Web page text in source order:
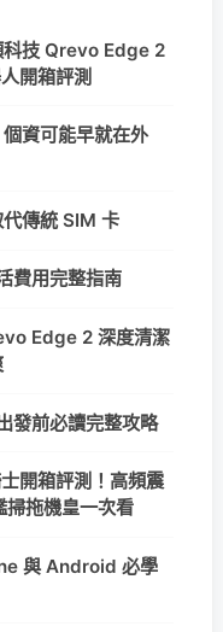
科技 Qrevo Edge 2
開箱評測
資可能早就在外
傳統 SIM 卡
費用完整指南
Edge 2 深度清潔
發前必讀完整攻略
開箱評測！高頻震
拖機皇一次看
與 Android 必學